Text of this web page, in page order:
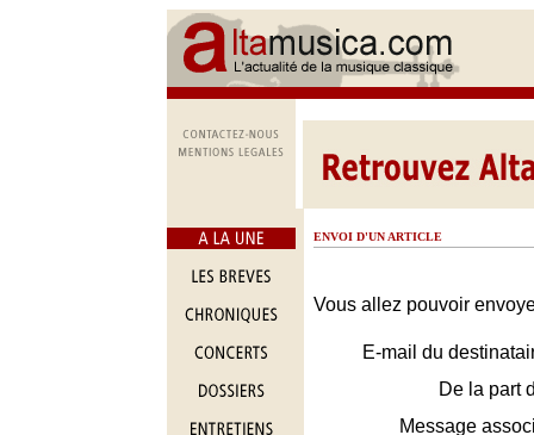
ENVOI D'UN ARTICLE
Vous allez pouvoir
E-mail du
De la part
Message